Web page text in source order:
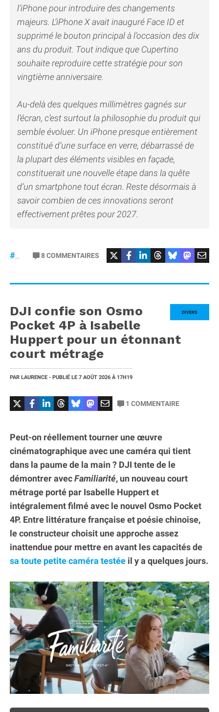
l’iPhone pour introduire des changements
majeurs. L’iPhone X avait inauguré Face ID et
supprimé le bouton principal à l’occasion des dix
ans du produit. Tout indique que Cupertino
souhaite reproduire cette stratégie pour son
vingtième anniversaire.
Au-delà des quelques millimètres gagnés sur
l’écran, c’est surtout la philosophie du produit qui
semble évoluer. Un iPhone presque entièrement
constitué d’une surface en verre, débarrassé de
la plupart des éléments visibles en façade,
constituerait une nouvelle étape dans la quête
d’un smartphone tout écran. Reste désormais à
savoir combien de ces innovations seront
effectivement prêtes pour 2027.
8COMMENTAIRES
DIVERS
DJI confie son Osmo
Pocket 4P à Isabelle
Huppert pour un étonnant
court métrage
PAR LAURENCE - PUBLIÉ LE 7 AOÛT 2026 À 17H19
1 COMMENTAIRE
Peut-on réellement tourner une œuvre
cinématographique avec une caméra qui tient
dans la paume de la main ? DJI tente de le
démontrer avecFamiliarité, un nouveau court
métrage porté par Isabelle Huppert et
intégralement filmé avec le nouvel Osmo Pocket
4P. Entre littérature française et poésie chinoise,
le constructeur choisit une approche assez
inattendue pour mettre en avant les capacités de
sa toute petite caméra testée il y a quelques jours.